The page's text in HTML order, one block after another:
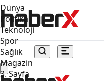
Dünya
Politika
Teknoloji
Spor
Sağlık
Magazin
3. Sayfa